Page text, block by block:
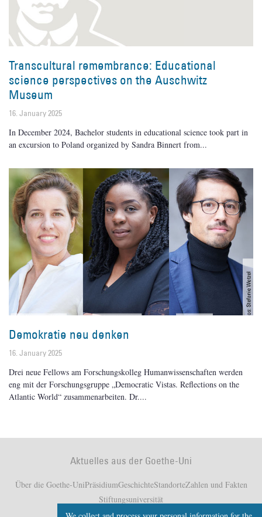
Transcultural remembrance: Educational
science perspectives on the Auschwitz
Museum
16. January 2025
In December 2024, Bachelor students in educational science took part in
an excursion to Poland organized by Sandra Binnert from
Demokratie neu denken
16. January 2025
Drei neue Fellows am Forschungskolleg Humanwissenschaften werden
eng mit der Forschungsgruppe „Democratic Vistas. Reflections on the
Atlantic World“ zusammenarbeiten. Dr.
Aktuelles aus der Goethe-Uni
Über die Goethe-UniPräsidiumGeschichteStandorteZahlen und Fakten
Stiftungsuniversität